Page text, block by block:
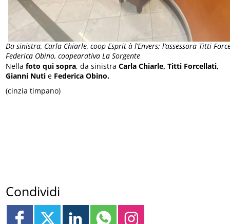
Da sinistra, Carla Chiarle, coop Esprit à l’Envers; l’assessora Titti
Federica Obino, coopearativa La Sorgente
Nella foto qui sopra, da sinistra Carla Chiarle, Titti Forcellati,
Gianni Nuti e Federica Obino.
(cinzia timpano)
Condividi